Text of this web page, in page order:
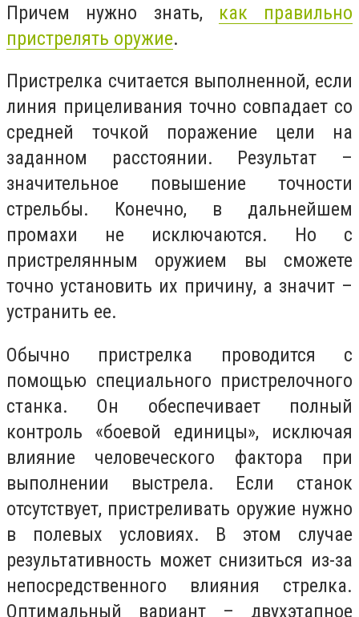
Причем нужно знать, как правильно
пристрелять оружие.
Пристрелка считается выполненной, если
линия прицеливания точно совпадает со
средней точкой поражение цели на
заданном расстоянии. Результат –
значительное повышение точности
стрельбы. Конечно, в дальнейшем
промахи не исключаются. Но с
пристрелянным оружием вы сможете
точно установить их причину, а значит –
устранить ее.
Обычно пристрелка проводится с
помощью специального пристрелочного
станка. Он обеспечивает полный
контроль «боевой единицы», исключая
влияние человеческого фактора при
выполнении выстрела. Если станок
отсутствует, пристреливать оружие нужно
в полевых условиях. В этом случае
результативность может снизиться из-за
непосредственного влияния стрелка.
Оптимальный вариант – двухэтапное